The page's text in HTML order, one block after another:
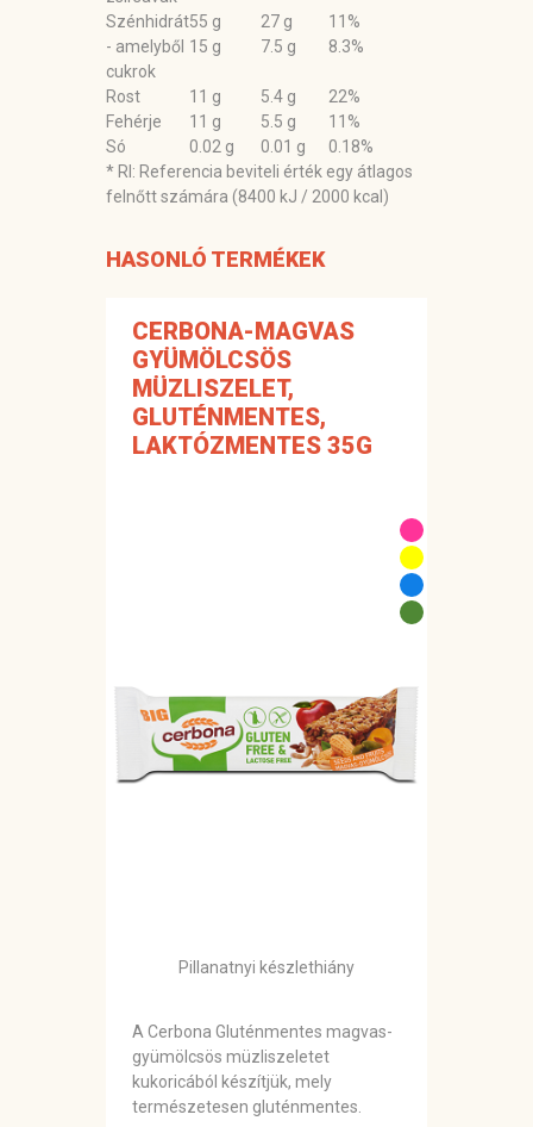
* RI: Referencia beviteli érték egy átlagos
felnőtt számára (8400 kJ / 2000 kcal)
Szénhidrát55 g 27 g
11%
- amelyből
cukrok
15 g 7.5 g 8.3%
Rost 11 g 5.4 g
22%
Fehérje
11 g 5.5 g
11%
Só
0.02 g 0.01 g 0.18%
HASONLÓ TERMÉKEK
CERBONA-MAGVAS
GYÜMÖLCSÖS
MÜZLISZELET,
GLUTÉNMENTES,
LAKTÓZMENTES 35G
Pillanatnyi készlethiány
A Cerbona Gluténmentes magvas-
gyümölcsös müzliszeletet
kukoricából készítjük, mely
természetesen gluténmentes.